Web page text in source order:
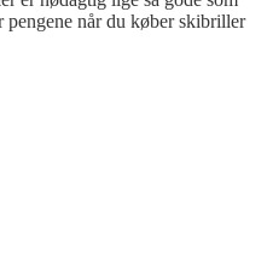
pengene når du køber skibriller